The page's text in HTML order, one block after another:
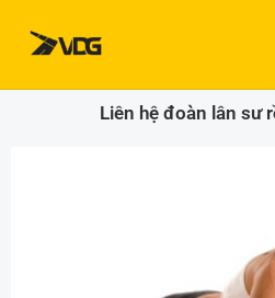
dung
Liên hệ đoàn lân sư